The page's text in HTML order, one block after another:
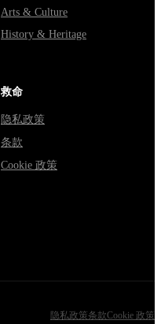
Arts & Culture
History & Heritage
救命
隐私政策
条款
Cookie 政策
隐私政策条款Cookie 政策